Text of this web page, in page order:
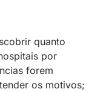
quanto
por
forem
os motivos;